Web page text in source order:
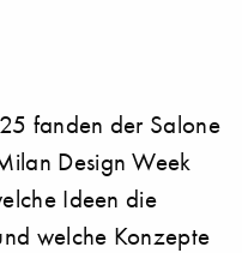
fanden der Salone
Design Week
Ideen die
welche Konzepte